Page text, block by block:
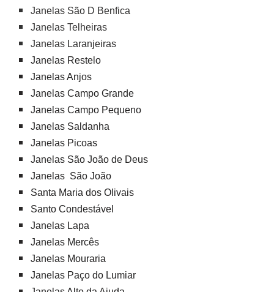
Janelas São D Benfica
Janelas Telheiras
Janelas Laranjeiras
Janelas Restelo
Janelas Anjos
Janelas Campo Grande
Janelas Campo Pequeno
Janelas Saldanha
Janelas Picoas
Janelas São João de Deus
Janelas São João
Santa Maria dos Olivais
Santo Condestável
Janelas Lapa
Janelas Mercês
Janelas Mouraria
Janelas Paço do Lumiar